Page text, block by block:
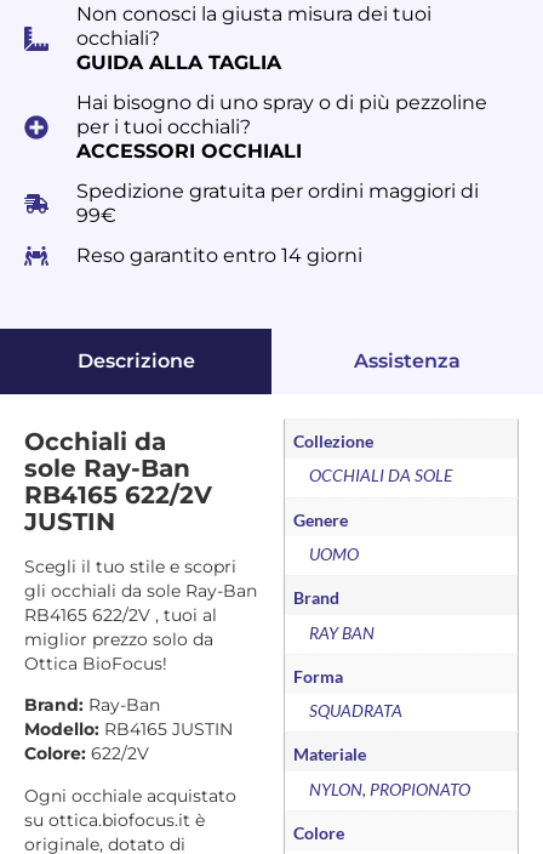
Non conosci la giusta misura dei tuoi
occhiali?
GUIDA ALLA TAGLIA
Hai bisogno di uno spray o di più pezzoline
per i tuoi occhiali?
ACCESSORI OCCHIALI
Spedizione gratuita per ordini maggiori di
99€
Reso garantito entro 14 giorni
Descrizione Assistenza
Occhiali da
sole Ray-Ban
RB4165 622/2V
JUSTIN
Scegli il tuo stile e scopri
gli occhiali da sole Ray-Ban
RB4165 622/2V , tuoi al
miglior prezzo solo da
Ottica BioFocus!
Brand: Ray-Ban
Modello: RB4165 JUSTIN
Colore: 622/2V
Ogni occhiale acquistato
su ottica.biofocus.it è
originale, dotato di
Collezione
OCCHIALI DA SOLE
Genere
UOMO
Brand
RAY BAN
Forma
SQUADRATA
Materiale
NYLON, PROPIONATO
Colore